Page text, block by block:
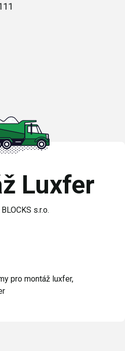
Luxfer
s.r.o.
pro montáž luxfer,